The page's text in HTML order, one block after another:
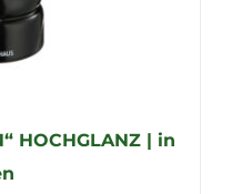
HOCHGLANZ | in